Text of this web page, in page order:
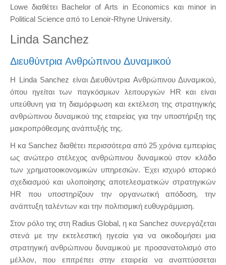
Lowe διαθέτει Bachelor of Arts in Economics και minor in
Political Science από το Lenoir-Rhyne University.
Linda Sanchez
Διευθύντρια Ανθρώπινου Δυναμικού
Η Linda Sanchez είναι Διευθύντρια Ανθρώπινου Δυναμικού,
όπου ηγείται των παγκόσμιων λειτουργιών HR και είναι
υπεύθυνη για τη διαμόρφωση και εκτέλεση της στρατηγικής
ανθρώπινου δυναμικού της εταιρείας για την υποστήριξη της
μακροπρόθεσμης ανάπτυξής της.
Η κα Sanchez διαθέτει περισσότερα από 25 χρόνια εμπειρίας
ως ανώτερο στέλεχος ανθρώπινου δυναμικού στον κλάδο
των χρηματοοικονομικών υπηρεσιών. Έχει ισχυρό ιστορικό
σχεδιασμού και υλοποίησης αποτελεσματικών στρατηγικών
HR που υποστηρίζουν την οργανωτική απόδοση, την
ανάπτυξη ταλέντων και την πολιτισμική ευθυγράμμιση.
Στον ρόλο της στη Radius Global, η κα Sanchez συνεργάζεται
στενά με την εκτελεστική ηγεσία για να οικοδομήσει μια
στρατηγική ανθρώπινου δυναμικού με προσανατολισμό στο
μέλλον, που επιτρέπει στην εταιρεία να αναπτύσσεται